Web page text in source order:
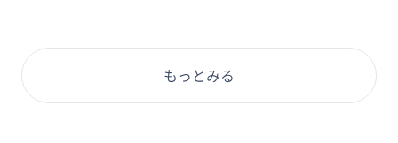
もっとみる